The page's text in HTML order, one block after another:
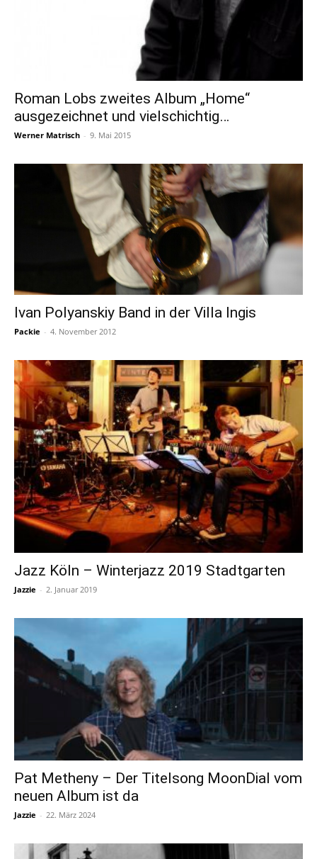
Roman Lobs zweites Album „Home“
ausgezeichnet und vielschichtig…
Werner Matrisch - 9. Mai 2015
Ivan Polyanskiy Band in der Villa Ingis
Packie - 4. November 2012
Jazz Köln – Winterjazz 2019 Stadtgarten
Jazzie - 2. Januar 2019
Pat Metheny – Der Titelsong MoonDial vom
neuen Album ist da
Jazzie - 22. März 2024